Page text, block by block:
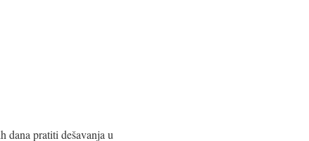
dana pratiti dešavanja u